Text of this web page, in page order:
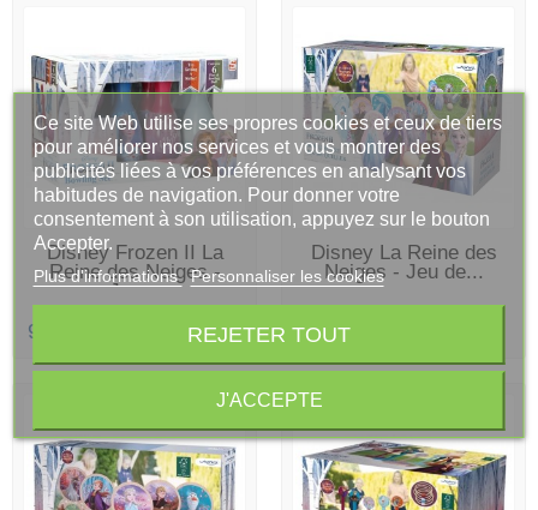
EN STOCK
Disney Frozen II La
Reine des Neiges -
Jeu...
9,90 €
EN STOCK
Disney La Reine des
Neiges - Jeu de...
12,90 €
Ce site Web utilise ses propres cookies et ceux de tiers
pour améliorer nos services et vous montrer des
publicités liées à vos préférences en analysant vos
habitudes de navigation. Pour donner votre
consentement à son utilisation, appuyez sur le bouton
Accepter.
Plus d'informations Personnaliser les cookies
REJETER TOUT
J'ACCEPTE